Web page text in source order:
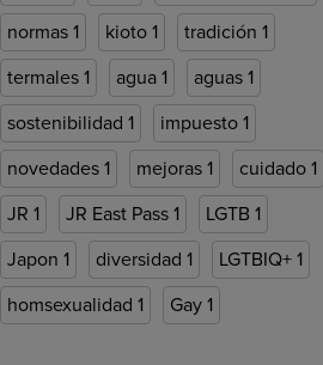
normas 1 kioto 1 tradición 1
termales 1 agua 1 aguas 1
sostenibilidad 1 impuesto 1
novedades 1 mejoras 1 cuidado 1
JR 1 JR East Pass 1 LGTB 1
Japon 1 diversidad 1 LGTBIQ+ 1
homsexualidad 1 Gay 1